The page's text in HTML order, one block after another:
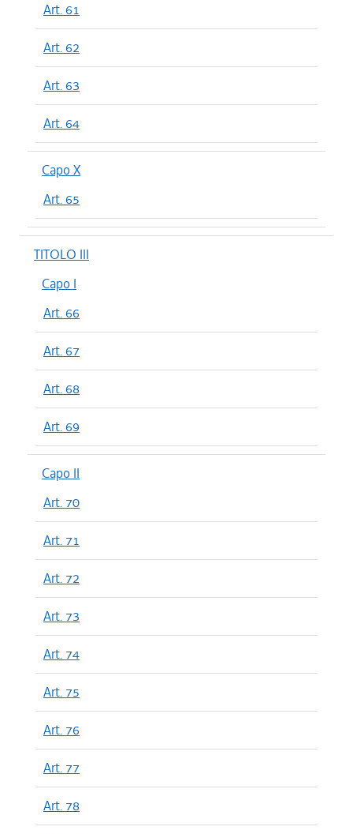
Art. 61
Art. 62
Art. 63
Art. 64
Capo X
Art. 65
TITOLO III
Capo I
Art. 66
Art. 67
Art. 68
Art. 69
Capo II
Art. 70
Art. 71
Art. 72
Art. 73
Art. 74
Art. 75
Art. 76
Art. 77
Art. 78